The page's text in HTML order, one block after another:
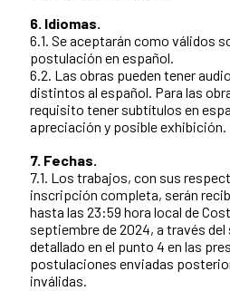
6. Idiomas.
6.1. Se aceptarán como válidos
postulación en español.
6.2. Las obras pueden tener
distintos al español. Para las
requisito tener subtítulos en
apreciación y posible exhibición.
7. Fechas.
7.1. Los trabajos, con sus
inscripción completa, serán
hasta las 23:59 hora local de
septiembre de 2024, a través
detallado en el punto 4 en las
postulaciones enviadas
inválidas.